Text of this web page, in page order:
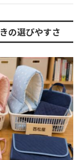
の選びやすさ